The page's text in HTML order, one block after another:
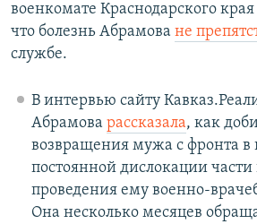
военкомате Краснодарского
что болезнь Абрамова не
службе.
В интервью сайту
Абрамова рассказала, как
возвращения мужа с фронта в
постоянной дислокации части
проведения ему военно-
Она несколько месяцев